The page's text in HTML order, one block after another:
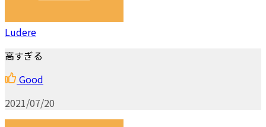
Ludere
高すぎる
Good
2021/07/20